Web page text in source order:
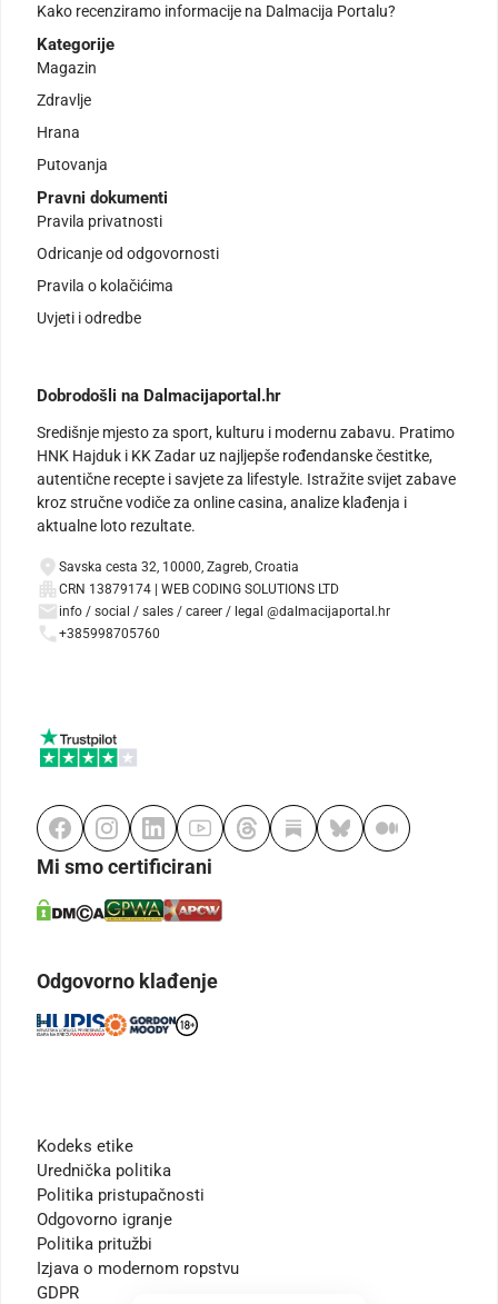
Kako recenziramo informacije na Dalmacija Portalu?
Kategorije
Magazin
Zdravlje
Hrana
Putovanja
Pravni dokumenti
Pravila privatnosti
Odricanje od odgovornosti
Pravila o kolačićima
Uvjeti i odredbe
Dobrodošli na Dalmacijaportal.hr
Središnje mjesto za sport, kulturu i modernu zabavu. Pratimo
HNK Hajduk i KK Zadar uz najljepše rođendanske čestitke,
autentične recepte i savjete za lifestyle. Istražite svijet zabave
kroz stručne vodiče za online casina, analize klađenja i
aktualne loto rezultate.
Savska cesta 32, 10000, Zagreb, Croatia
CRN 13879174 | WEB CODING SOLUTIONS LTD
info / social / sales / career / legal @dalmacijaportal.hr
+385998705760
Mi smo certificirani
Odgovorno klađenje
Kodeks etike
Urednička politika
Politika pristupačnosti
Odgovorno igranje
Politika pritužbi
Izjava o modernom ropstvu
GDPR